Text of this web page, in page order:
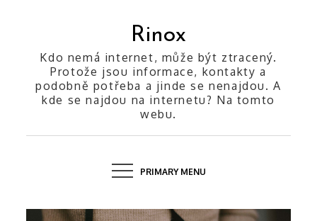
Rinox
Kdo nemá internet, může být ztracený.
Protože jsou informace, kontakty a
podobně potřeba a jinde se nenajdou. A
kde se najdou na internetu? Na tomto
webu.
PRIMARY MENU